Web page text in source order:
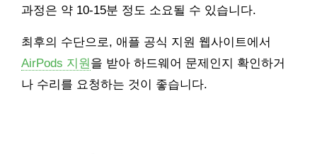
과정은 약 10-15분 정도 소요될 수 있습니다.
최후의 수단으로, 애플 공식 지원 웹사이트에서
AirPods 지원 을 받아 하드웨어 문제인지 확인하거
나 수리를 요청하는 것이 좋습니다.